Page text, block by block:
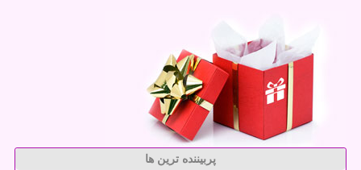
پربیننده ترین ها